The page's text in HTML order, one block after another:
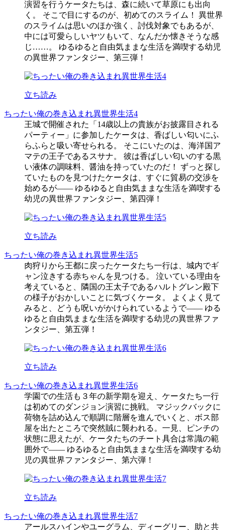
演習を行うケータたちは、森に続いて草原にも出向
く。 そこで目にするのが、初めてのスライム！ 異世界
のスライムは思いのほか強く、討伐対象でもあるが、
中には可愛らしいヤツもいて、なんだか懐きそうな感
じ……。 ゆるゆると自由気ままな生活を満喫する幼児
の異世界ファンタジー、第三弾！
立ち読み
ちったい俺の巻き込まれ異世界生活4
王城で開催された「14歳以上の貴族がお披露目される
パーティー」に参加したケータは、香ばしい匂いにふ
らふらと吸い寄せられる。 そこにいたのは、海洋国ア
マテの王子であるスサナ。 彼は香ばしい匂いのする黒
い液体の調味料、醤油を持っていたのだ！ ずっと探し
ていたものを見つけたケータは、すぐに貿易の交渉を
始めるが―― ゆるゆると自由気ままな生活を満喫する
幼児の異世界ファンタジー、第四弾！
立ち読み
ちったい俺の巻き込まれ異世界生活5
肉狩りから王都に戻ったケータたち一行は、城内でギ
ャン泣きする赤ちゃんを見つける。 泣いている理由を
考えていると、隣国の王太子であるハルトグレン殿下
の様子がおかしいことに気づくケータ。 よくよく見て
みると、どうも呪いがかけられているようで―― ゆる
ゆると自由気ままな生活を満喫する幼児の異世界ファ
ンタジー、第五弾！
立ち読み
ちったい俺の巻き込まれ異世界生活6
学園での生活も３年の新学期を迎え、ケータたち一行
は初めてのダンジョン演習に挑戦。 マジックバックに
荷物を詰め込んで順調に階層を進んでいくと、ボス部
屋を出たところで突然賊に襲われる。一見、ピンチの
状態に思えたが、ケータたちのチート具合は常識の範
囲外で―― ゆるゆると自由気ままな生活を満喫する幼
児の異世界ファンタジー、第六弾！
立ち読み
ちったい俺の巻き込まれ異世界生活7
アールスハインやユーグラム、ディーグリー、助と共